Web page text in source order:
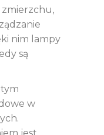
nim lampy
są
w